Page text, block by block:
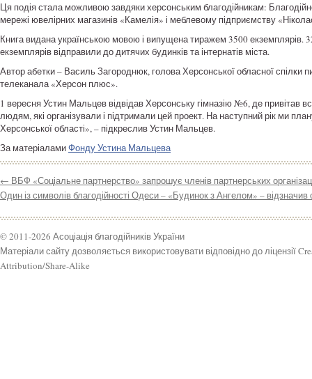
Ця подія стала можливою завдяки херсонським благодійникам:
мережі ювелірних магазинів «Камелія» і меблевому підприємству
Книга видана українською мовою і випущена тиражем 3500 екземплярів.
екземплярів відправили до дитячих будинків та інтернатів міста.
Автор абетки – Василь Загороднюк, голова Херсонської обласної спілки
телеканала «Херсон плюс».
1 вересня Устин Мальцев відвідав Херсонську гімназію №6, де привітав
людям, які організували і підтримали цей проект. На наступний рік ми
Херсонської області», – підкреслив Устин Мальцев.
За матеріаламиФонду Устина Мальцева
← ВБФ «Соціальне партнерство» запрошує членів партнерських
Один із символів благодійності Одеси – «Будинок з Ангелом» – відзначив
© 2011-2026 Асоціація благодійників України
Матеріали сайту дозволяється використовувати відповідно до ліцензії
Attribution/Share-Alike